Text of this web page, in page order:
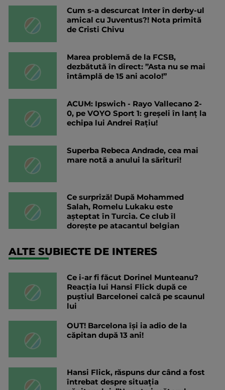
Cum s-a descurcat Inter în derby-ul
amical cu Juventus?! Nota primită
de Cristi Chivu
Marea problemă de la FCSB,
dezbătută în direct: ”Asta nu se mai
întâmplă de 15 ani acolo!”
ACUM: Ipswich - Rayo Vallecano 2-
0, pe VOYO Sport 1: greșeli în lanț la
echipa lui Andrei Rațiu!
Superba Rebeca Andrade, cea mai
mare notă a anului la sărituri!
Ce surpriză! După Mohammed
Salah, Romelu Lukaku este
așteptat în Turcia. Ce club îl
dorește pe atacantul belgian
ALTE SUBIECTE DE INTERES
Ce i-ar fi făcut Dorinel Munteanu?
Reacția lui Hansi Flick după ce
puștiul Barcelonei calcă pe scaunul
lui
OUT! Barcelona își ia adio de la
căpitan după 13 ani!
Hansi Flick, răspuns dur când a fost
întrebat despre situația